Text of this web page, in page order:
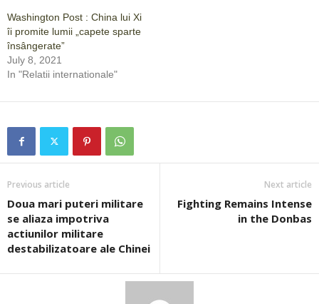
Washington Post : China lui Xi
îi promite lumii „capete sparte
însângerate”
July 8, 2021
In "Relatii internationale"
Previous article
Doua mari puteri militare
se aliaza impotriva
actiunilor militare
destabilizatoare ale Chinei
Next article
Fighting Remains Intense
in the Donbas